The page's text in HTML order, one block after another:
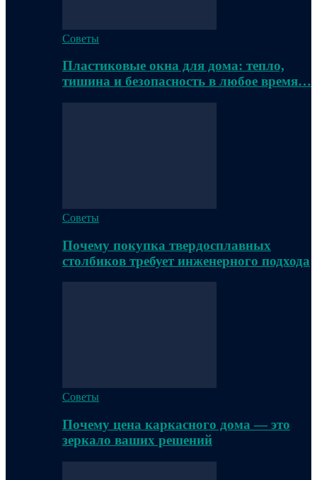
Советы
Пластиковые окна для дома: тепло,
тишина и безопасность в любое время…
Советы
Почему покупка твердосплавных
столбиков требует инженерного подхода
Советы
Почему цена каркасного дома — это
зеркало ваших решений